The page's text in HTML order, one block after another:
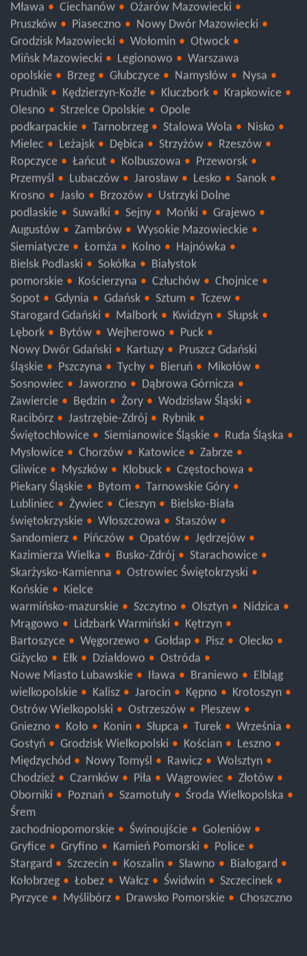
Mława
Ciechanów
Ożarów Mazowiecki
Pruszków
Piaseczno
Nowy Dwór Mazowiecki
Grodzisk Mazowiecki
Wołomin
Otwock
Mińsk Mazowiecki
Legionowo
Warszawa
opolskie
Brzeg Głubczyce Namysłów
Nysa
Prudnik
Kędzierzyn-Koźle Kluczbork
Krapkowice
Olesno
Strzelce Opolskie
Opole
podkarpackie
Tarnobrzeg Stalowa Wola
Nisko
Mielec
Leżajsk Dębica Strzyżów
Rzeszów
Ropczyce
Łańcut Kolbuszowa
Przeworsk
Przemyśl
Lubaczów Jarosław Lesko
Sanok
Krosno
Jasło Brzozów
Ustrzyki Dolne
podlaskie
Suwałki Sejny Mońki
Grajewo
Augustów
Zambrów
Wysokie Mazowieckie
Siemiatycze
Łomża Kolno
Hajnówka
Bielsk Podlaski
Sokółka
Białystok
pomorskie
Kościerzyna Człuchów
Chojnice
Sopot
Gdynia Gdańsk Sztum
Tczew
Starogard Gdański
Malbork Kwidzyn
Słupsk
Lębork
Bytów Wejherowo
Puck
Nowy Dwór Gdański
Kartuzy
Pruszcz Gdański
śląskie
Pszczyna Tychy Bieruń
Mikołów
Sosnowiec
Jaworzno
Dąbrowa Górnicza
Zawiercie
Będzin Żory
Wodzisław Śląski
Racibórz
Jastrzębie-Zdrój
Rybnik
Świętochłowice
Siemianowice Śląskie
Ruda Śląska
Mysłowice
Chorzów Katowice
Zabrze
Gliwice
Myszków Kłobuck
Częstochowa
Piekary Śląskie
Bytom
Tarnowskie Góry
Lubliniec
Żywiec Cieszyn
Bielsko-Biała
świętokrzyskie
Włoszczowa
Staszów
Sandomierz
Pińczów Opatów
Jędrzejów
Kazimierza Wielka
Busko-Zdrój
Starachowice
Skarżysko-Kamienna
Ostrowiec Świętokrzyski
Końskie
Kielce
warmińsko-mazurskie
Szczytno Olsztyn
Nidzica
Mrągowo
Lidzbark Warmiński
Kętrzyn
Bartoszyce
Węgorzewo Gołdap Pisz
Olecko
Giżycko
Ełk Działdowo
Ostróda
Nowe Miasto Lubawskie
Iława Braniewo
Elbląg
wielkopolskie
Kalisz Jarocin Kępno
Krotoszyn
Ostrów Wielkopolski
Ostrzeszów
Pleszew
Gniezno
Koło Konin Słupca Turek
Września
Gostyń
Grodzisk Wielkopolski Kościan
Leszno
Międzychód
Nowy Tomyśl Rawicz
Wolsztyn
Chodzież
Czarnków Piła Wągrowiec
Złotów
Oborniki
Poznań Szamotuły
Środa Wielkopolska
Śrem
zachodniopomorskie
Świnoujście
Goleniów
Gryfice
Gryfino Kamień Pomorski
Police
Stargard
Szczecin Koszalin Sławno
Białogard
Kołobrzeg
Łobez Wałcz Świdwin
Szczecinek
Pyrzyce
Myślibórz Drawsko Pomorskie Choszczno